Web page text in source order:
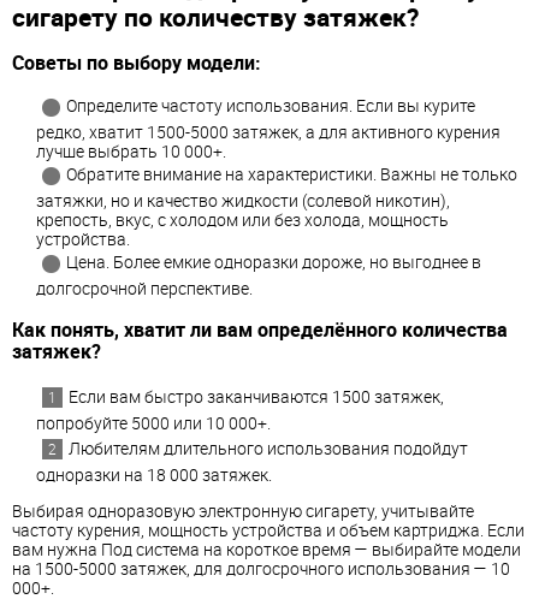
сигарету по количеству затяжек?
Советы по выбору модели:
Определите частоту использования. Если вы курите
редко, хватит 1500-5000 затяжек, а для активного курения
лучше выбрать 10 000+.
Обратите внимание на характеристики. Важны не только
затяжки, но и качество жидкости (солевой никотин),
крепость, вкус, с холодом или без холода, мощность
устройства.
Цена. Более емкие одноразки дороже, но выгоднее в
долгосрочной перспективе.
Как понять, хватит ли вам определённого количества
затяжек?
Если вам быстро заканчиваются 1500 затяжек,
попробуйте 5000 или 10 000+.
Любителям длительного использования подойдут
одноразки на 18 000 затяжек.
Выбирая одноразовую электронную сигарету, учитывайте
частоту курения, мощность устройства и объем картриджа. Если
вам нужна Под система на короткое время — выбирайте модели
на 1500-5000 затяжек, для долгосрочного использования — 10
000+.